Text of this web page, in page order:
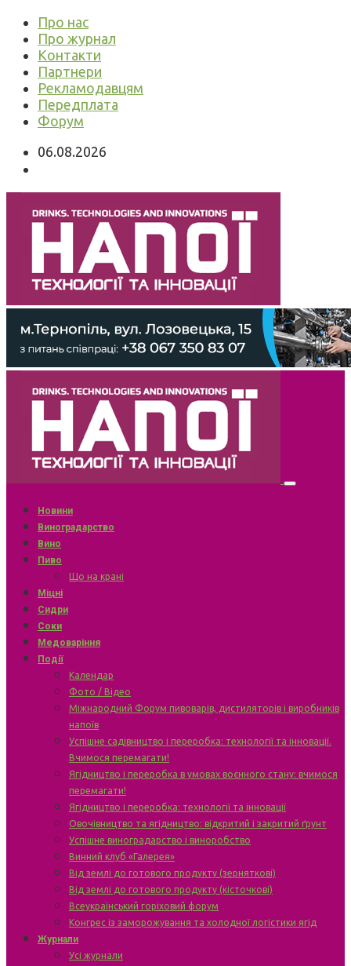
Про нас
Про журнал
Контакти
Партнери
Рекламодавцям
Передплата
Форум
06.08.2026
Новини
Виноградарство
Вино
Пиво
Що на крані
Міцні
Сидри
Соки
Медоваріння
Події
Календар
Фото / Відео
Міжнародний Форум пивоварів, дистиляторів і виробників
напоїв
Успішне садівництво і переробка: технології та інновації.
Вчимося перемагати!
Ягідництво і переробка в умовах воєнного стану: вчимося
перемагати!
Ягідництво і переробка: технології та інновації
Овочівництво та ягідництво: відкритий і закритий ґрунт
Успішне виноградарство і виноробство
Винний клуб «Галерея»
Від землі до готового продукту (зерняткові)
Від землі до готового продукту (кісточкові)
Всеукраїнський горіховий форум
Конгрес із заморожування та холодної логістики ягід
Журнали
Усі журнали